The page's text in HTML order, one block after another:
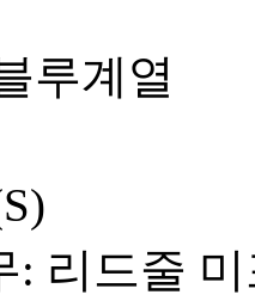
루계열
: 리드줄